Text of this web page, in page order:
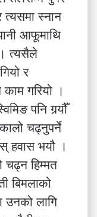
त्यसमा स्नान
आफूमाथि
। त्यसैले
र
गरियो ।
पनि गर्‍यौँ
चढ्नुपर्ने
हवास भयौ ।
हिम्मत
बिमलाको
उनको लागि